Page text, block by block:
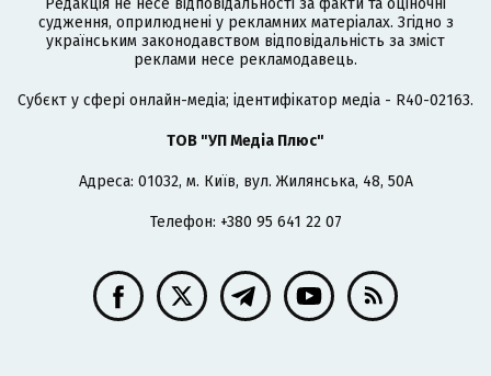
Редакція не несе відповідальності за факти та оціночні
судження, оприлюднені у рекламних матеріалах. Згідно з
українським законодавством відповідальність за зміст
реклами несе рекламодавець.
Cубєкт у сфері онлайн-медіа; ідентифікатор медіа - R40-02163.
ТОВ "УП Медіа Плюс"
Адреса: 01032, м. Київ, вул. Жилянська, 48, 50А
Телефон: +380 95 641 22 07